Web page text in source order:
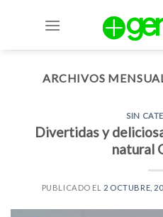
ARCHIVOS
SIN
Divertidas y
natural
PUBLICADO EL 2 OCTUBRE,